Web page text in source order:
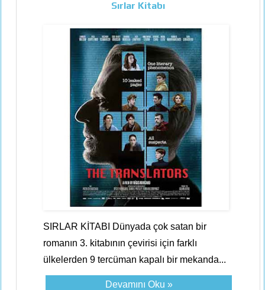
Sırlar Kitabı
SIRLAR KİTABI Dünyada çok satan bir
romanın 3. kitabının çevirisi için farklı
ülkelerden 9 tercüman kapalı bir mekanda...
Devamını Oku »